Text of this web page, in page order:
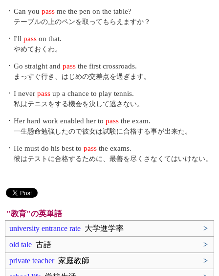
・ Can you pass me the pen on the table?
テーブルの上のペンを取ってもらえますか？
・ I'll pass on that.
やめておくわ。
・ Go straight and pass the first crossroads.
まっすぐ行き、はじめの交差点を過ぎます。
・ I never pass up a chance to play tennis.
私はテニスをする機会を決して逃さない。
・ Her hard work enabled her to pass the exam.
一生懸命勉強したので彼女は試験に合格する事が出来た。
・ He must do his best to pass the exams.
彼はテストに合格するために、最善を尽くさなくてはいけない。
"教育"の英単語
university entrance rate 大学進学率
>
old tale 古語
>
private teacher家庭教師
>